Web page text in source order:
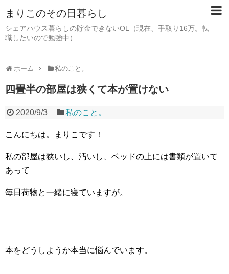
まりこのその日暮らし
シェアハウス暮らしの貯金できないOL（現在、手取り16万。転
職したいので勉強中）
ホーム 私のこと。
四畳半の部屋は狭くて本が置けない
2020/9/3 私のこと。
こんにちは。まりこです！
私の部屋は狭いし、汚いし、ベッドの上には書類が置いて
あって
毎日荷物と一緒に寝ていますが。
本をどうしようか本当に悩んでいます。